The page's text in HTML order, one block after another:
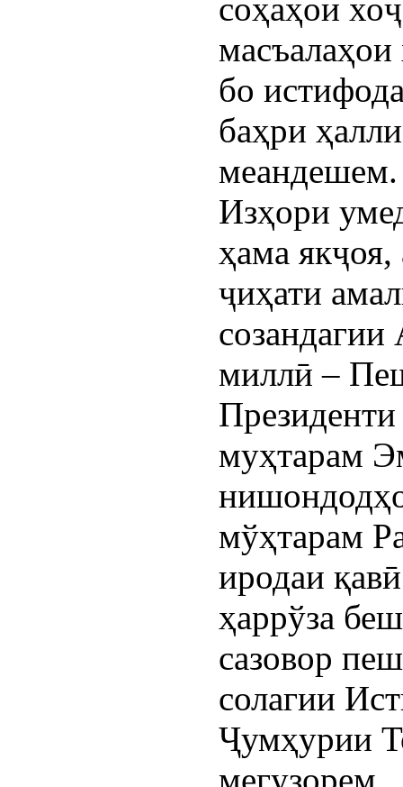
соҳаҳои
бо
баҳри
меандешем.
Изҳори
ҳама
ҷиҳати
созандагии
миллӣ –
муҳтарам
мўҳтарам
иродаи
ҳаррўза
сазовор
солагии
Ҷумҳурии
мегузорем.